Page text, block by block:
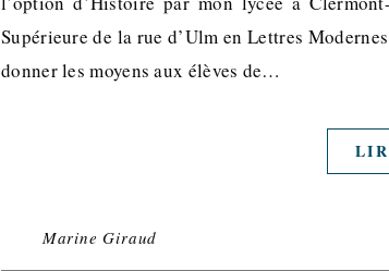
Supérieure de la rue d’Ulm en Lettres
donner les moyens aux élèves de…
Marine Giraud